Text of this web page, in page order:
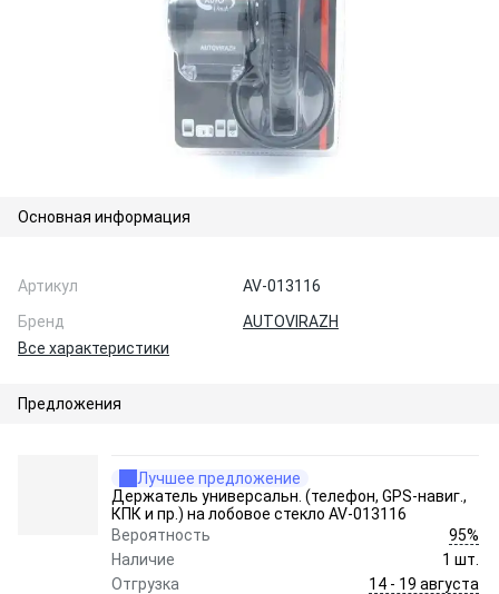
Основная информация
Артикул
AV-013116
Бренд
AUTOVIRAZH
Все характеристики
Предложения
Лучшее предложение
Держатель универсальн. (телефон, GPS-навиг.,
КПК и пр.) на лобовое стекло AV-013116
Вероятность
95%
Наличие
1 шт.
Отгрузка
14 - 19 августа